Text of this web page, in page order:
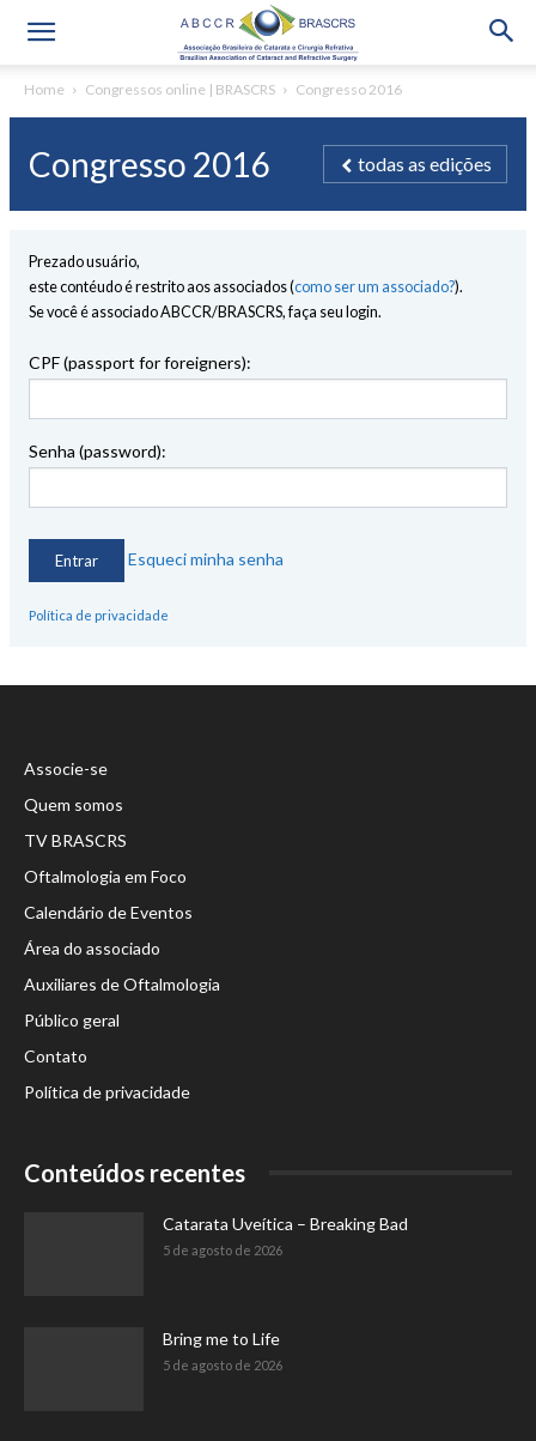
Home Congressos online | BRASCRS Congresso 2016
Congresso 2016 todas as edições
Prezado usuário,
este contéudo é restrito aos associados (como ser um associado?).
Se você é associado ABCCR/BRASCRS, faça seu login.
CPF (passport for foreigners):
Senha (password):
Esqueci minha senha
Política de privacidade
Associe-se
Quem somos
TV BRASCRS
Oftalmologia em Foco
Calendário de Eventos
Área do associado
Auxiliares de Oftalmologia
Público geral
Contato
Política de privacidade
Conteúdos recentes
Catarata Uveítica – Breaking Bad
5 de agosto de 2026
Bring me to Life
5 de agosto de 2026